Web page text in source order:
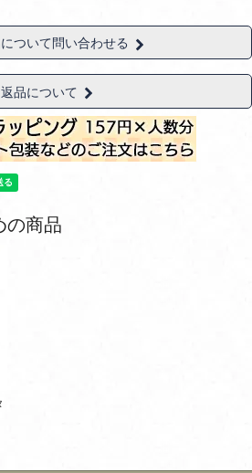
ついて問い合わせる
返品について
の商品